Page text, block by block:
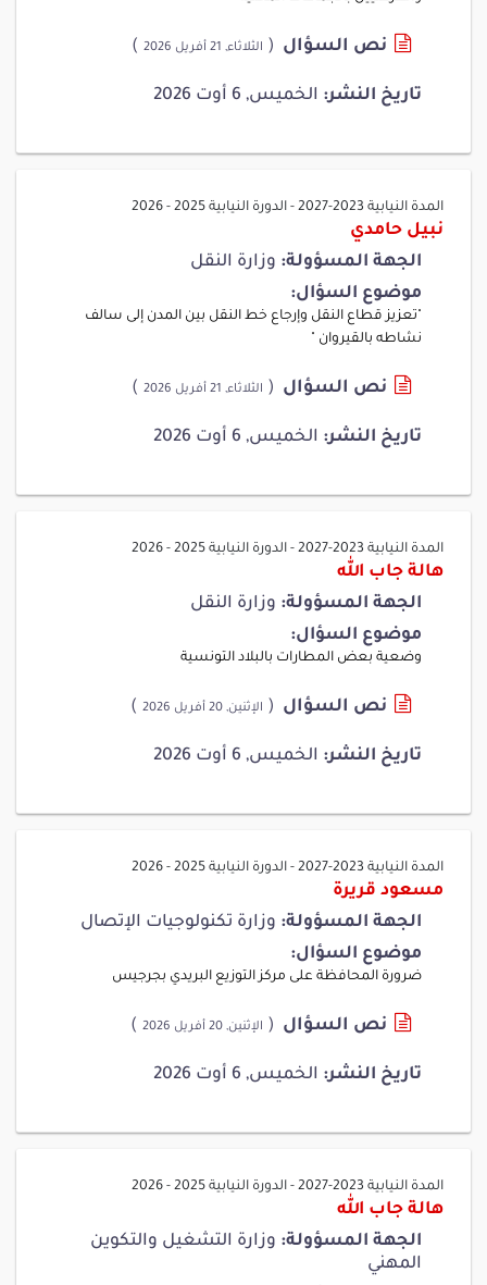
نص السؤال ( الثلاثاء, 21 أفريل 2026 )
تاريخ النشر: الخميس, 6 أوت 2026
المدة النيابية 2023-2027 - الدورة النيابية 2025 - 2026
نبيل حامدي
الجهة المسؤولة: وزارة النقل
موضوع السؤال:
"تعزيز قطاع النقل وإرجاع خط النقل بين المدن إلى سالف
نشاطه بالقيروان "
نص السؤال ( الثلاثاء, 21 أفريل 2026 )
تاريخ النشر: الخميس, 6 أوت 2026
المدة النيابية 2023-2027 - الدورة النيابية 2025 - 2026
هالة جاب الله
الجهة المسؤولة: وزارة النقل
موضوع السؤال:
وضعية بعض المطارات بالبلاد التونسية
نص السؤال ( الإثنين, 20 أفريل 2026 )
تاريخ النشر: الخميس, 6 أوت 2026
المدة النيابية 2023-2027 - الدورة النيابية 2025 - 2026
مسعود قريرة
الجهة المسؤولة: وزارة تكنولوجيات الإتصال
موضوع السؤال:
ضرورة المحافظة على مركز التوزيع البريدي بجرجيس
نص السؤال ( الإثنين, 20 أفريل 2026 )
تاريخ النشر: الخميس, 6 أوت 2026
المدة النيابية 2023-2027 - الدورة النيابية 2025 - 2026
هالة جاب الله
الجهة المسؤولة: وزارة التشغيل والتكوين
المهني